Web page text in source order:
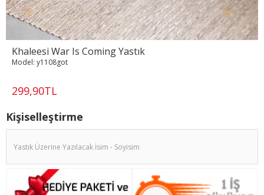
Khaleesi War Is Coming Yastık
299,90TL
Model: y1108got
Kişiselleştirme